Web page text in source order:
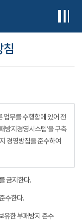
침
무를 수행함에 있어 전
방지경영시스템’을 구축
경영방침을 준수하여
금지한다.
수한다.
유한 부패방지 준수